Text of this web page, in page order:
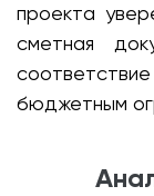
проекта
сметная
бюджетным